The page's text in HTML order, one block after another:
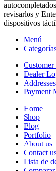
revisarlos y
dispositivos
Menú
Categorías
Dealer
Addresses
Payment
Home
Shop
Blog
Portfolio
About us
Contact us
Lista de